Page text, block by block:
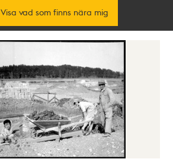
Visa vad som finns nära mig